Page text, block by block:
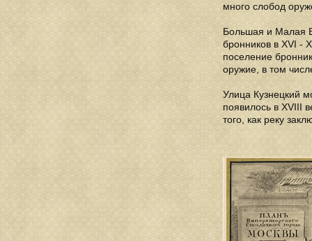
много слобод
Большая и Малая
бронников в XVI -
поселение
оружие, в том
Улица Кузнецкий
появилось в XVIII
того, как реку